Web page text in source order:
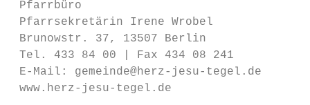
Pfarrbüro
Pfarrsekretärin Irene Wrobel
Brunowstr. 37, 13507 Berlin
Tel. 433 84 00 | Fax 434 08 241
E-Mail: gemeinde@herz-jesu-tegel.de
www.herz-jesu-tegel.de